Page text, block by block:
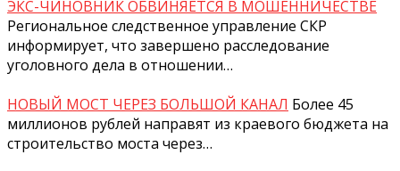
ЭКС-ЧИНОВНИК ОБВИНЯЕТСЯ В МОШЕННИЧЕСТВЕ
Региональное следственное управление СКР
информирует, что завершено расследование
уголовного дела в отношении…
НОВЫЙ МОСТ ЧЕРЕЗ БОЛЬШОЙ КАНАЛ Более 45
миллионов рублей направят из краевого бюджета на
строительство моста через…